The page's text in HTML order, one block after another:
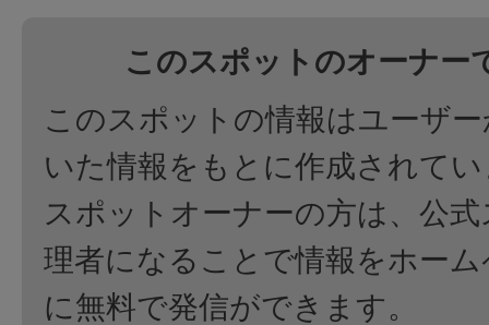
このスポットのオーナー
このスポットの情報はユーザ
いた情報をもとに作成されて
スポットオーナーの方は、公
理者になることで情報をホー
に無料で発信ができます。